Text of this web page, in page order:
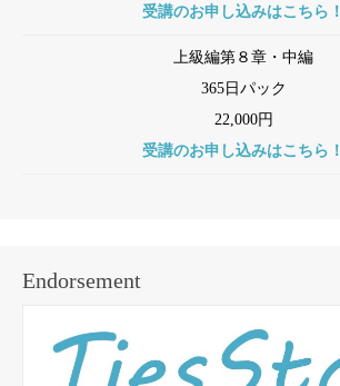
受講のお申し込みはこちら！
上級編第８章・中編
365日パック
22,000円
受講のお申し込みはこちら！
Endorsement